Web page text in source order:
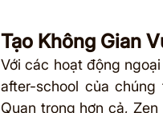
Tạo Không Gian
Với các hoạt động
after-school của
Quan trọng hơn cả,